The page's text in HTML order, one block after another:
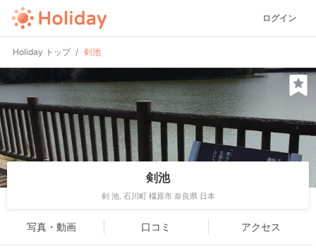
ログイン
Holiday トップ 剣池
剣池
剣 池, 石川町 橿原市 奈良県 日本
写真・動画 口コミ アクセス